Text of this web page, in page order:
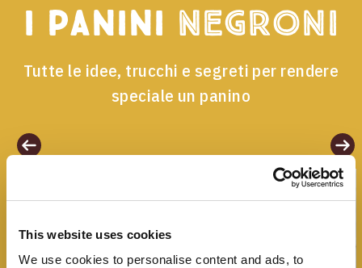
This website uses cookies
We use cookies to personalise content and ads, to
I panini Negroni
Tutte le idee, trucchi e segreti per rendere
speciale un panino